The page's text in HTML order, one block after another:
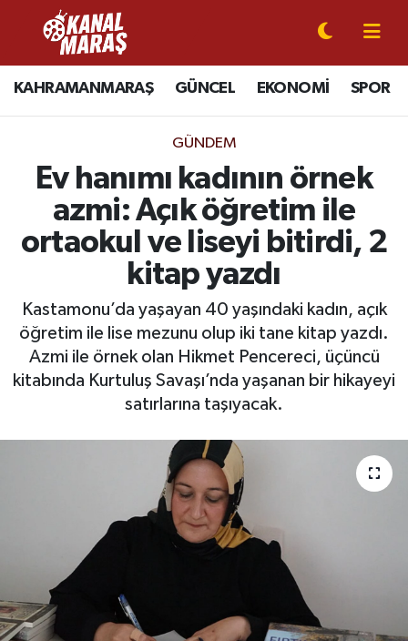
KAHRAMANMARAŞ GÜNCEL EKONOMİ SPOR
GÜNDEM
Ev hanımı kadının örnek
azmi: Açık öğretim ile
ortaokul ve liseyi bitirdi, 2
kitap yazdı
Kastamonu’da yaşayan 40 yaşındaki kadın, açık
öğretim ile lise mezunu olup iki tane kitap yazdı.
Azmi ile örnek olan Hikmet Pencereci, üçüncü
kitabında Kurtuluş Savaşı’nda yaşanan bir hikayeyi
satırlarına taşıyacak.
CANLI YAYIN
KAHRAMANMARAŞ
SPOR
SİYASET
EKONOMİ
GÜNDEM
SAĞLIK
KEŞFET
POPÜLER
Kahramanmaraş Nöbetçi Eczaneler
Kahramanmaraş Hava Durumu
Kahramanmaraş Trafik Yoğunluk Haritası
Süper Lig Puan Durumu ve Fikstür
Tüm Manşetler
Son Dakika Haberleri